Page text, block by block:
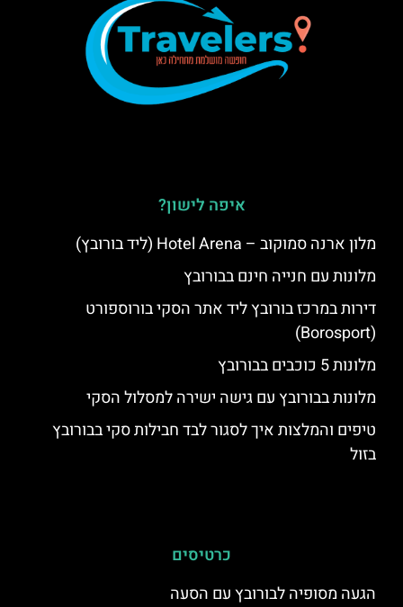
איפה לישון?
מלון ארנה סמוקוב – Hotel Arena (ליד בורובץ)
מלונות עם חנייה חינם בבורובץ
דירות במרכז בורובץ ליד אתר הסקי בורוספורט
(Borosport)
מלונות 5 כוכבים בבורובץ
מלונות בבורובץ עם גישה ישירה למסלול הסקי
טיפים והמלצות איך לסגור לבד חבילות סקי בבורובץ
בזול
כרטיסים
הגעה מסופיה לבורובץ עם הסעה